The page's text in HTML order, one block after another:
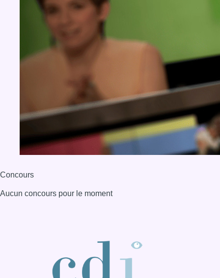
Concours
Aucun concours pour le moment